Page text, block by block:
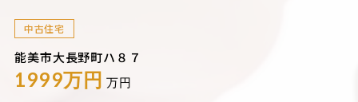
中古住宅
能美市大長野町ハ８７
1999万円 万円